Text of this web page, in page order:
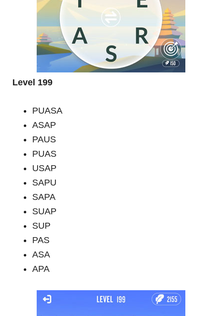
Level 199
PUASA
ASAP
PAUS
PUAS
USAP
SAPU
SAPA
SUAP
SUP
PAS
ASA
APA